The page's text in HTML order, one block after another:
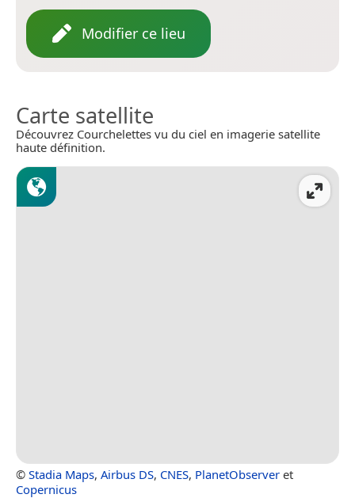
Modifier ce lieu
Carte satellite
Découvrez Courchelettes vu du ciel en imagerie satellite
haute définition.
© Stadia Maps, Airbus DS, CNES, PlanetObserver et
Copernicus